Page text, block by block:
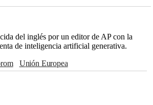
del inglés por un editor de AP con la
de inteligencia artificial generativa.
Unión Europea